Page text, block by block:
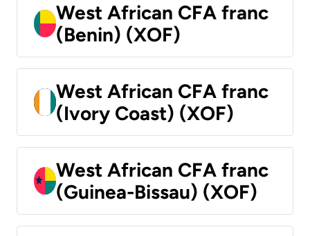
West African CFA franc
(Benin) (XOF)
West African CFA franc
(Ivory Coast) (XOF)
West African CFA franc
(Guinea-Bissau) (XOF)